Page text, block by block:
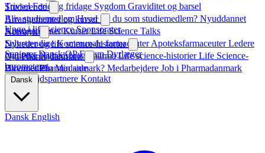
TrivselFerie og fridage Sygdom Graviditet og barsel
Studerende
Bliv studiemedlemHvad får du som studiemedlem? Nyuddannet
Unge i life scienceSponsorater
Arrangementer og kurser
ArrangementerKurserLife Science Talks
Netværk
SelvstændigeKommunale farmaceuterApoteksfarmaceuterLedere
SeniorerDansk QP ForumDyrlæger
Nyheder og life science-historier
NyhederNyhedsbrev PharmaLife science-historierLife Science-
barometeret
Om Pharmadanmark
Hvem er Pharmadanmark? Medarbejdere Job i Pharmadanmark
Samarbejdspartnere Kontakt
Bliv medlemMin side
Dansk
Dansk English